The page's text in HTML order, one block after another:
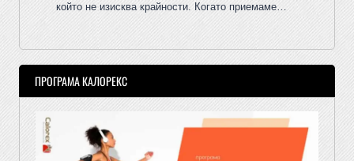
който не изисква крайности. Когато приемаме…
ПРОГРАМА КАЛОРЕКС